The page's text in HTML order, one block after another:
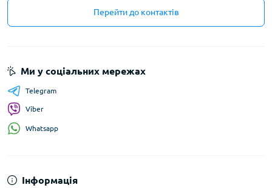
Перейти до контактів
Інформація
Ми у соціальних мережах
Telegram
Viber
Whatsapp